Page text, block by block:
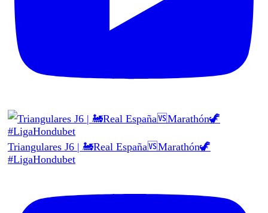
Triangulares J6 | 🚂Real España🆚Marathón🦖
#LigaHondubet